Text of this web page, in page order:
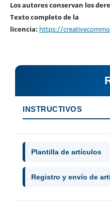
Los autores conservan los
Texto completo de la
licencia: https://
INSTRUCTIVOS
Plantilla de artículos
Registro y envío de